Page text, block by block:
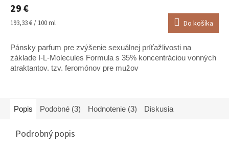
produktu
je
5
hviezdičiek.
29 €
Jednotková
193,33 € / 100 ml Do košíka
Pánsky parfum pre zvýšenie sexuálnej príťažlivosti na
základe I-L-Molecules Formula s 35% koncentráciou vonných
atraktantov. tzv. feromónov pre mužov
Popis Podobné (3) Hodnotenie (3) Diskusia
Podrobný popis